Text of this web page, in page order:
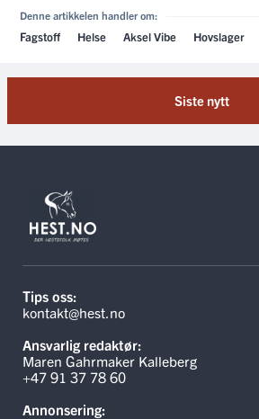
Denne artikkelen handler om:
Fagstoff Helse Aksel Vibe Hovslager
Siste nytt
Tips oss:
kontakt@hest.no
Ansvarlig redaktør:
Maren Gahrmaker Kalleberg
+47 91 37 78 60
Annonsering: